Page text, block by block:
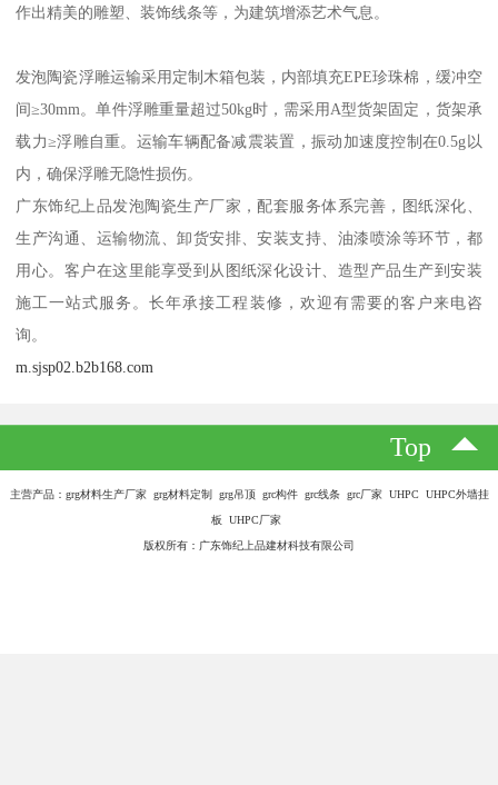
的收缩或膨胀。在工业设备的制造和安装中，这一优势尤为重要。